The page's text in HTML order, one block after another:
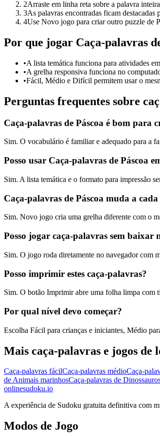
2Arraste em linha reta sobre a palavra
3As palavras encontradas ficam destacadas
4Use Novo jogo para criar outro puzzle de
Por que jogar Caça-palavras
•A lista temática funciona para atividades
•A grelha responsiva funciona no
•Fácil, Médio e Difícil permitem usar o
Perguntas frequentes sobre
Caça-palavras de Páscoa é bom para
Sim. O vocabulário é familiar e adequado para a
Posso usar Caça-palavras de Páscoa
Sim. A lista temática e o formato para impressão
Caça-palavras de Páscoa muda a
Sim. Novo jogo cria uma grelha diferente com o
Posso jogar caça-palavras sem baixar
Sim. O jogo roda diretamente no navegador com
Posso imprimir estes caça-palavras?
Sim. O botão Imprimir abre uma folha limpa com
Por qual nível devo começar?
Escolha Fácil para crianças e iniciantes, Médio
Mais caça-palavras e jogos de
Caça-palavras fácilCaça-palavras médioCaça-
de Animais marinhosCaça-palavras de
onlinesudoku.io
A experiência de Sudoku gratuita definitiva com
Modos de Jogo